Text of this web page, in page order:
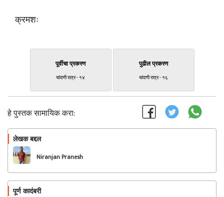
क्रमशः
पूर्वीचा प्रकरण
चांदणी रात्र - १४
पुढील प्रकरण
चांदणी रात्र - १६
हे पुस्तक सामायिक करा:
लेखक बद्दल
Niranjan Pranesh
Kulkarni
पूर्ण कादंबरी